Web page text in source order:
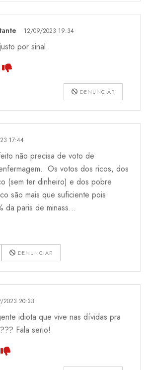
12/09/2023 19:34
por sinal.
DENUNCIAR
17:44
não precisa de voto de
Os votos dos ricos, dos
(sem ter dinheiro) e dos pobre
são mais que suficiente pois
da paris de minass...
DENUNCIAR
2023 20:33
idiota que vive nas dívidas pra
Fala serio!